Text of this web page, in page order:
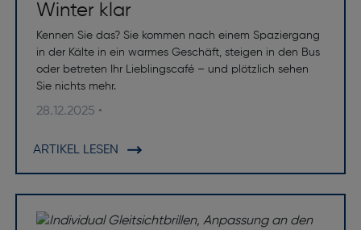
Winter klar
Kennen Sie das? Sie kommen nach einem Spaziergang
in der Kälte in ein warmes Geschäft, steigen in den Bus
oder betreten Ihr Lieblingscafé – und plötzlich sehen
Sie nichts mehr.
28.12.2025 •
ARTIKEL LESEN